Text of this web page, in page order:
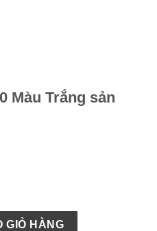
Màu Trắng sản
sản xuất năm 2018 số lượng
GIỎ HÀNG